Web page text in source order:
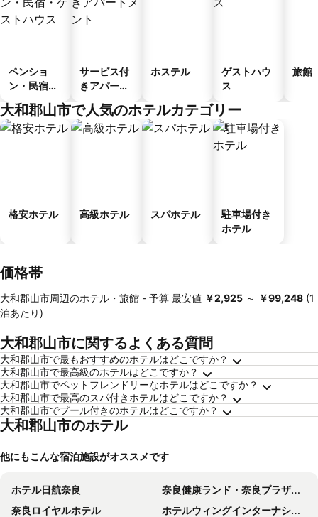
ペンショ
ン・民宿・
ゲストハウ
ス
サービス付
きアパート
ホステル
ゲストハウ
ス
旅館
大和郡山市で人気のホテルカテゴリー
格安ホテル 高級ホテル スパホテル
駐車場付き
ホテル
価格帯
大和郡山市周辺のホテル・旅館 - 予算 最安値 ‎￥2,925 ～ ‎￥99,248 (1
泊あたり)
大和郡山市に関するよくある質問
大和郡山市で最もおすすめのホテルはどこですか？
大和郡山市で最高級のホテルはどこですか？
大和郡山市でペットフレンドリーなホテルはどこですか？
大和郡山市で最高のスパ付きホテルはどこですか？
大和郡山市でプール付きのホテルはどこですか？
大和郡山市のホテル
他にもこんな宿泊施設がオススメです
ホテル日航奈良
奈良健康ランド・奈良プラザホテル
奈良ロイヤルホテル
ホテルウィングインターナショナルセレクト東大阪